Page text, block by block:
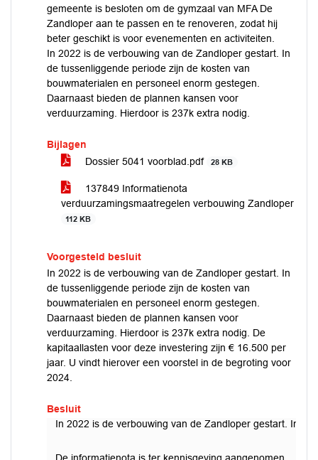
gemeente is besloten om de gymzaal van MFA De
Zandloper aan te passen en te renoveren, zodat hij
beter geschikt is voor evenementen en activiteiten.
In 2022 is de verbouwing van de Zandloper gestart. In
de tussenliggende periode zijn de kosten van
bouwmaterialen en personeel enorm gestegen.
Daarnaast bieden de plannen kansen voor
verduurzaming. Hierdoor is 237k extra nodig.
Bijlagen
Dossier 5041 voorblad.pdf
28 KB
137849 Informatienota
verduurzamingsmaatregelen verbouwing Zandloper
112 KB
Voorgesteld besluit
In 2022 is de verbouwing van de Zandloper gestart. In
de tussenliggende periode zijn de kosten van
bouwmaterialen en personeel enorm gestegen.
Daarnaast bieden de plannen kansen voor
verduurzaming. Hierdoor is 237k extra nodig. De
kapitaallasten voor deze investering zijn € 16.500 per
jaar. U vindt hierover een voorstel in de begroting voor
2024.
Besluit
In 2022 is de verbouwing van de Zandloper gestart. In